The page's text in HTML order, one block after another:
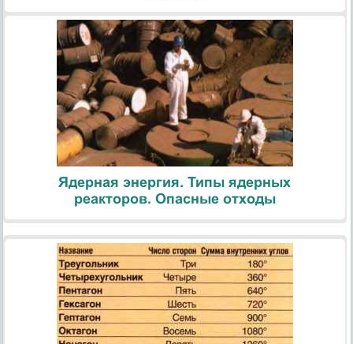
Ядерная энергия. Типы ядерных
реакторов. Опасные отходы